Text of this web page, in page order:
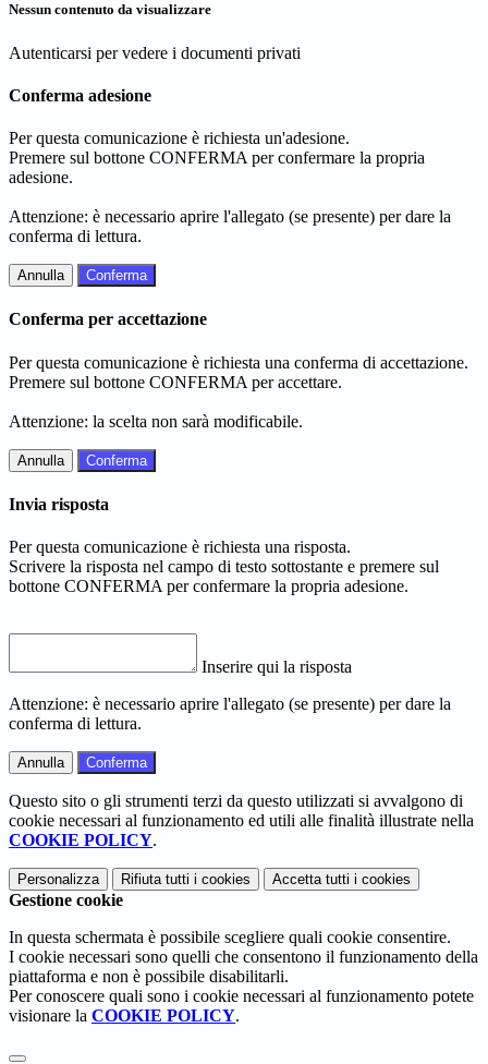
Nessun contenuto da visualizzare
Autenticarsi per vedere i documenti privati
Conferma adesione
Per questa comunicazione è richiesta un'adesione.
Premere sul bottone CONFERMA per confermare la propria
adesione.
Attenzione: è necessario aprire l'allegato (se presente) per dare la
conferma di lettura.
Annulla Conferma
Conferma per accettazione
Per questa comunicazione è richiesta una conferma di accettazione.
Premere sul bottone CONFERMA per accettare.
Attenzione: la scelta non sarà modificabile.
Annulla Conferma
Invia risposta
Per questa comunicazione è richiesta una risposta.
Scrivere la risposta nel campo di testo sottostante e premere sul
bottone CONFERMA per confermare la propria adesione.
Inserire qui la risposta
Attenzione: è necessario aprire l'allegato (se presente) per dare la
conferma di lettura.
Annulla Conferma
Questo sito o gli strumenti terzi da questo utilizzati si avvalgono di
cookie necessari al funzionamento ed utili alle finalità illustrate nella
COOKIE POLICY.
Personalizza Rifiuta tutti i cookies Accetta tutti i cookies
Gestione cookie
In questa schermata è possibile scegliere quali cookie consentire.
I cookie necessari sono quelli che consentono il funzionamento della
piattaforma e non è possibile disabilitarli.
Per conoscere quali sono i cookie necessari al funzionamento potete
visionare la COOKIE POLICY.